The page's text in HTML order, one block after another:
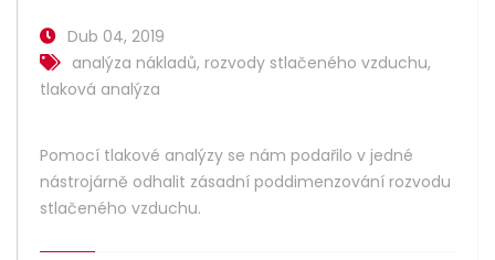
Dub 04, 2019
analýza nákladů, rozvody stlačeného vzduchu,
tlaková analýza
Pomocí tlakové analýzy se nám podařilo v jedné
nástrojárně odhalit zásadní poddimenzování rozvodu
stlačeného vzduchu.